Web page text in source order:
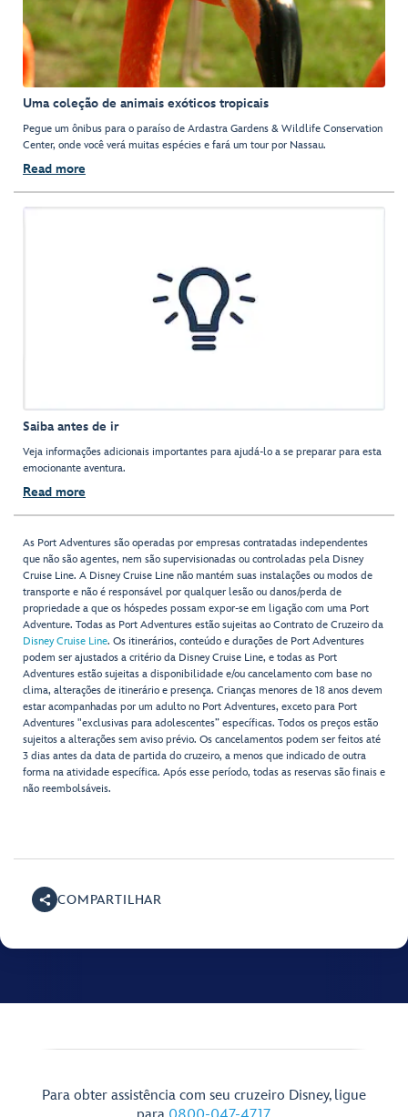
Uma coleção de animais exóticos tropicais
Pegue um ônibus para o paraíso de Ardastra Gardens & Wildlife Conservation
Center, onde você verá muitas espécies e fará um tour por Nassau.
Read more
Saiba antes de ir
Veja informações adicionais importantes para ajudá-lo a se preparar para esta
emocionante aventura.
Read more
As Port Adventures são operadas por empresas contratadas independentes
que não são agentes, nem são supervisionadas ou controladas pela Disney
Cruise Line. A Disney Cruise Line não mantém suas instalações ou modos de
transporte e não é responsável por qualquer lesão ou danos/perda de
propriedade a que os hóspedes possam expor-se em ligação com uma Port
Adventure. Todas as Port Adventures estão sujeitas ao Contrato de Cruzeiro da
Disney Cruise Line. Os itinerários, conteúdo e durações de Port Adventures
podem ser ajustados a critério da Disney Cruise Line, e todas as Port
Adventures estão sujeitas a disponibilidade e/ou cancelamento com base no
clima, alterações de itinerário e presença. Crianças menores de 18 anos devem
estar acompanhadas por um adulto no Port Adventures, exceto para Port
Adventures "exclusivas para adolescentes” específicas. Todos os preços estão
sujeitos a alterações sem aviso prévio. Os cancelamentos podem ser feitos até
3 dias antes da data de partida do cruzeiro, a menos que indicado de outra
forma na atividade específica. Após esse período, todas as reservas são finais e
não reembolsáveis.
COMPARTILHAR
Para obter assistência com seu cruzeiro Disney, ligue